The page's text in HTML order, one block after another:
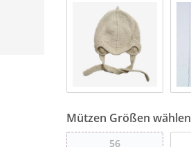
Mützen Größen wählen
56